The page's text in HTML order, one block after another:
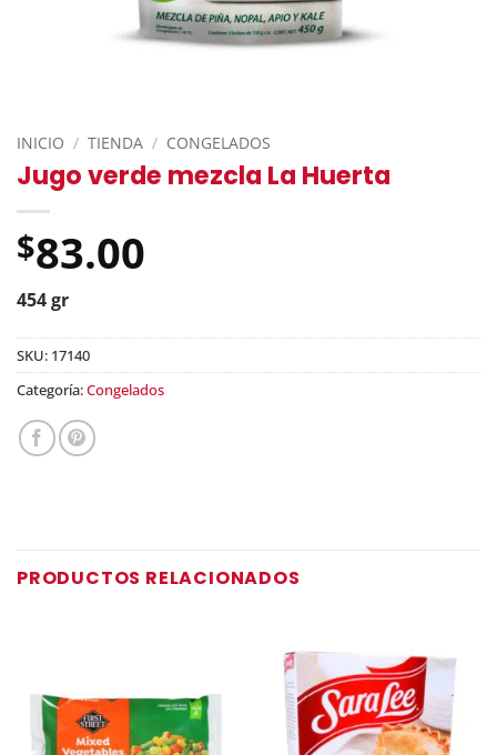
INICIO / TIENDA / CONGELADOS
Jugo verde mezcla La Huerta
$83.00
454 gr
SKU: 17140
Categoría:Congelados
PRODUCTOS RELACIONADOS